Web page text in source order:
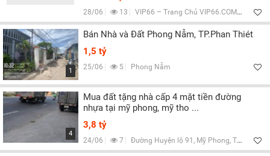
28/06 13 VIP66 – Trang Chủ VIP66.COM Chính Thức 2026 [Đăng Ký +666K], TP HCM
1
Bán Nhà và Đất Phong Nẫm, TP.Phan Thiét
1,5 tỷ
25/06 5 Phong Nẫm
4
Mua đất tặng nhà cấp 4 mặt tiền đường
nhựa tại mỹ phong, mỹ tho ...
3,8 tỷ
24/06 7 Đường Huyện lộ 91, Mỹ Phong, Tiền Giang